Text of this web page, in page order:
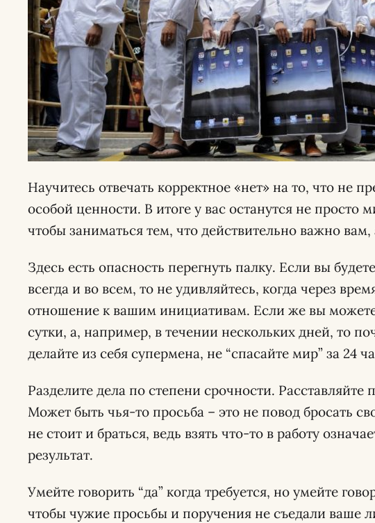
Научитесь отвечать корректное «нет» на то, что не
особой ценности. В итоге у вас останутся не просто
чтобы заниматься тем, что действительно важно
Здесь есть опасность перегнуть палку. Если вы
всегда и во всем, то не удивляйтесь, когда через
отношение к вашим инициативам. Если же вы
сутки, а, например, в течении нескольких дней, то
делайте из себя супермена, не “спасайте мир” за 24
Разделите дела по степени срочности. Расставляйте
Может быть чья-то просьба – это не повод бросать
не стоит и браться, ведь взять что-то в работу
результат.
Умейте говорить “да” когда требуется, но умейте
чтобы чужие просьбы и поручения не съедали ваше